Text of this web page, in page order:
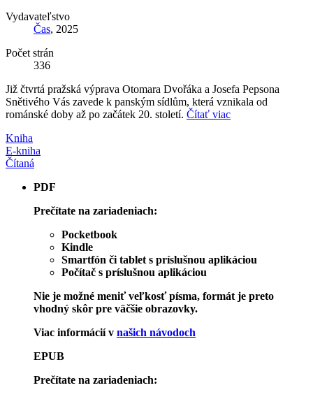
Vydavateľstvo
Čas, 2025
Počet strán
336
Již čtvrtá pražská výprava Otomara Dvořáka a Josefa Pepsona
Snětivého Vás zavede k panským sídlům, která vznikala od
románské doby až po začátek 20. století. Čítať viac
Kniha
E-kniha
Čítaná
PDF
Prečítate na zariadeniach:
Pocketbook
Kindle
Smartfón či tablet s príslušnou aplikáciou
Počítač s príslušnou aplikáciou
Nie je možné meniť veľkosť písma, formát je preto
vhodný skôr pre väčšie obrazovky.
Viac informácií v našich návodoch
EPUB
Prečítate na zariadeniach: